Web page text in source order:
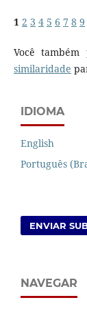
1 2 3 4 5 6 7 8 9
Você
similaridade
IDIOMA
English
Português
ENVIAR
NAVEGAR